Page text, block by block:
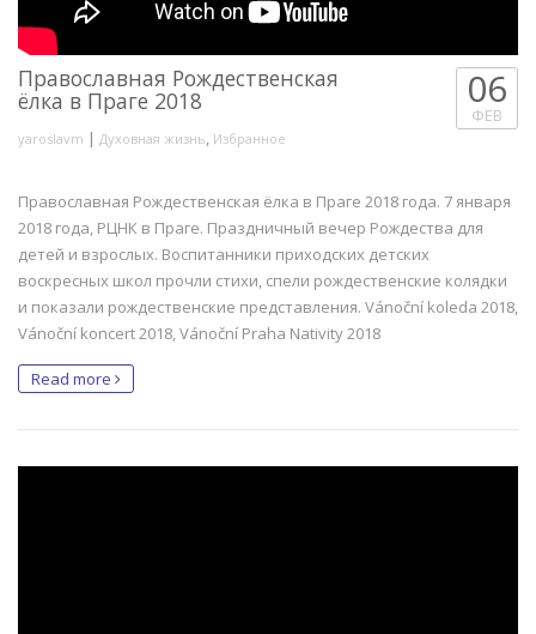
Православная Рождественская
ёлка в Праге 2018
yaroslavm | Духовная жизнь, Избранное
06
ФЕВ
Православная Рождественская ёлка в Праге 2018 года. 7 января
2018 года, РЦНК в Праге. Праздничный вечер Рождества для
детей и взрослых. Воспитанники приходских детских
воскресных школ прочли стихи, спели рождественские колядки
и показали рождественские представления. Vánoční koleda 2018,
Vánoční koncert 2018, Vánoční Praha Nativity 2018
Read more